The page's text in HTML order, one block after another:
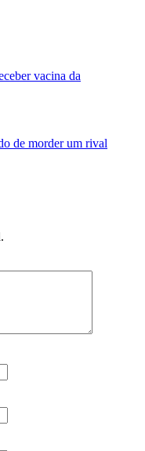
vacina da
de morder um rival